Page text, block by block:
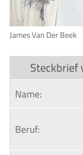
James Van Der Beek
Steckbrief
Name:
Beruf: